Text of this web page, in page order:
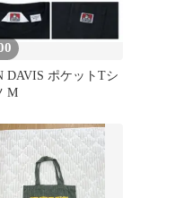
DAVIS ポケットTシ
M